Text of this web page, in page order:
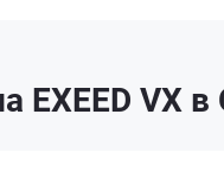
VX в